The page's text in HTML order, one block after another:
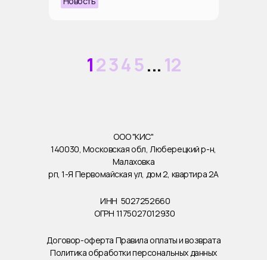
12345...12
ООО "КИС"
140030, Московская обл, Люберецкий р-н,
Малаховка
рп, 1-Я Первомайская ул, дом 2, квартира 2А
ИНН 5027252660
ОГРН 1175027012930
Договор-оферта Правила оплаты и возврата
Политика обработки персональных данных